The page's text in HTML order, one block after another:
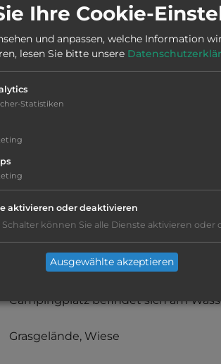
Öffnungszeiten: Juni bis Okt.
Hygiene: befriedigend
Service: mittelmäßig, das Wichtigste
vorhanden
Campingplatz befindet sich am
Grasgelände, Wiese
Ihre Cookie-
und anpassen, welche Information
lesen Sie bitte unsere
Statistiken
aktivieren oder deaktivieren
können Sie alle Dienste aktivieren oder
Ausgewählte akzeptieren